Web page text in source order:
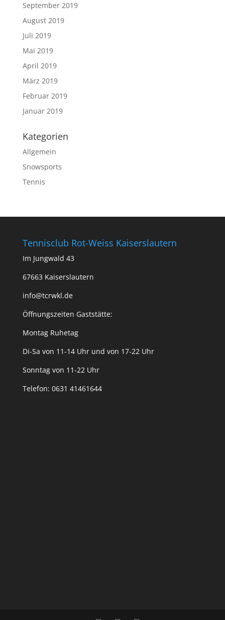
September 2019
August 2019
Juli 2019
Mai 2019
April 2019
März 2019
Februar 2019
Januar 2019
Kategorien
Allgemein
Snowsports
Tennis
Tennisclub Rot-Weiss Kaiserslautern
Im Jungwald 43
67663 Kaiserslautern
info@tcrwkl.de
Öffnungszeiten Gaststätte:
Montag Ruhetag
Di-Sa von 11-14 Uhr und von 17-22 Uhr
Sonntag von 11-22 Uhr
Telefon: 0631 41461644